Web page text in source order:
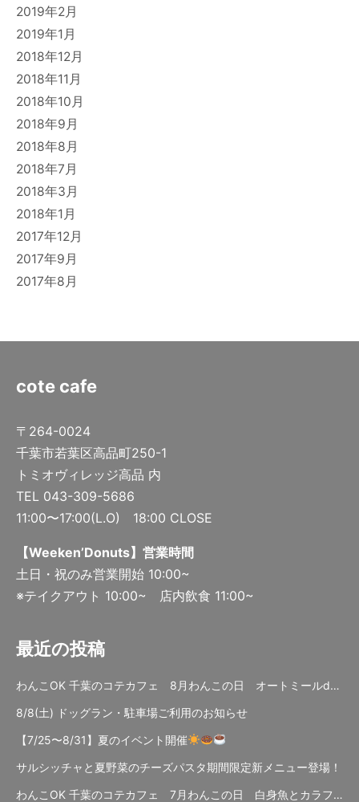
2019年2月
2019年1月
2018年12月
2018年11月
2018年10月
2018年9月
2018年8月
2018年7月
2018年3月
2018年1月
2017年12月
2017年9月
2017年8月
cote cafe
〒264-0024
千葉市若葉区高品町250-1
トミオヴィレッジ高品 内
TEL 043-309-5686
11:00〜17:00(L.O) 18:00 CLOSE
【Weeken’Donuts】営業時間
土日・祝のみ営業開始 10:00~
※テイクアウト 10:00~ 店内飲食 11:00~
最近の投稿
わんこOK 千葉のコテカフェ 8月わんこの日 オートミールdeローストビーフライス
8/8(土) ドッグラン・駐車場ご利用のお知らせ
【7/25〜8/31】夏のイベント開催
サルシッチャと夏野菜のチーズパスタ期間限定新メニュー登場！
わんこOK 千葉のコテカフェ 7月わんこの日 白身魚とカラフルやさいのオムレツ